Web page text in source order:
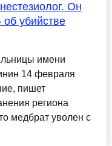
Он
убийстве
имени
14 февраля
пишет
региона
медбрат уволен с